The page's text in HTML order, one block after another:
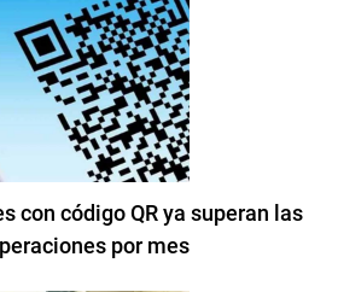
con código QR ya superan las
por mes